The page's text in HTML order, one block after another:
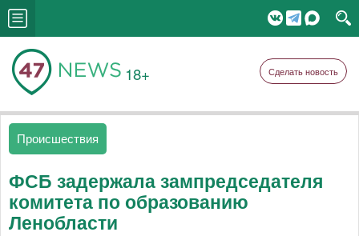
18+ Сделать новость
Происшествия
ФСБ задержала зампредседателя
комитета по образованию
Ленобласти